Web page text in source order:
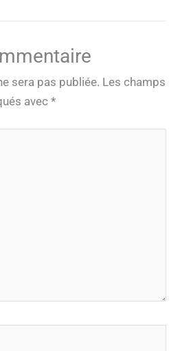
sera pas publiée. Les champs
avec *